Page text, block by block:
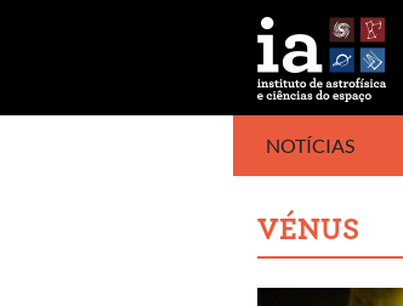
NOTÍCIAS
VÉNUS